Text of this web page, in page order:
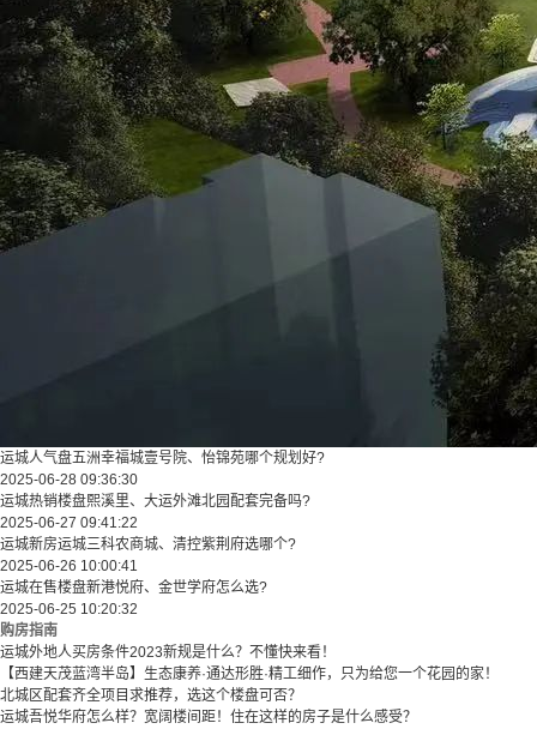
运城人气盘五洲幸福城壹号院、怡锦苑哪个规划好?
2025-06-28 09:36:30
运城热销楼盘熙溪里、大运外滩北园配套完备吗?
2025-06-27 09:41:22
运城新房运城三科农商城、清控紫荆府选哪个?
2025-06-26 10:00:41
运城在售楼盘新港悦府、金世学府怎么选?
2025-06-25 10:20:32
购房指南
运城外地人买房条件2023新规是什么？不懂快来看！
【西建天茂蓝湾半岛】生态康养·通达形胜·精工细作，只为给您一个花园的家！
北城区配套齐全项目求推荐，选这个楼盘可否？
运城吾悦华府怎么样？宽阔楼间距！住在这样的房子是什么感受？